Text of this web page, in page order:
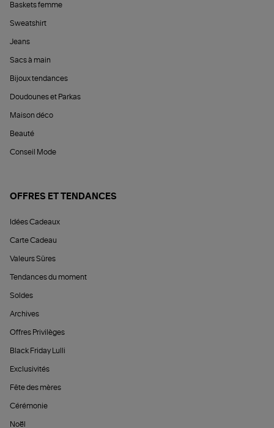
Baskets femme
Sweatshirt
Jeans
Sacs à main
Bijoux tendances
Doudounes et Parkas
Maison déco
Beauté
Conseil Mode
OFFRES ET TENDANCES
Idées Cadeaux
Carte Cadeau
Valeurs Sûres
Tendances du moment
Soldes
Archives
Offres Privilèges
Black Friday Lulli
Exclusivités
Fête des mères
Cérémonie
Noël